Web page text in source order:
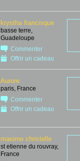
krystha francisque
basse terre,
Guadeloupe
Commenter
Offrir un cadeau
Aurore
paris, France
Commenter
Offrir un cadeau
maxime christelle
st etienne du rouvray,
France